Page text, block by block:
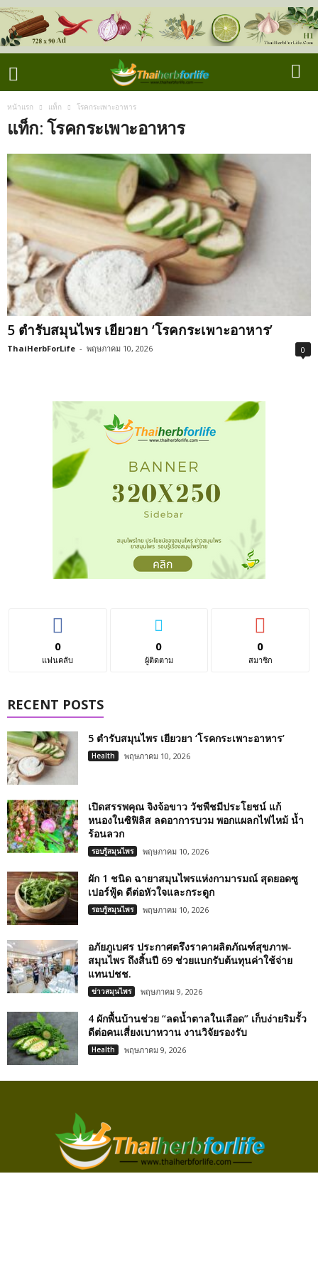
หน้าแรก แท็ก โรคกระเพาะอาหาร
แท็ก: โรคกระเพาะอาหาร
5 ตำรับสมุนไพร เยียวยา ‘โรคกระเพาะอาหาร’
ThaiHerbForLife - พฤษภาคม 10, 2026 0
0
แฟนคลับ
0
ผู้ติดตาม
0
สมาชิก
RECENT POSTS
5 ตำรับสมุนไพร เยียวยา ‘โรคกระเพาะอาหาร’
Health พฤษภาคม 10, 2026
เปิดสรรพคุณ จิงจ้อขาว วัชพืชมีประโยชน์ แก้
หนองในซิฟิลิส ลดอาการบวม พอกแผลกไฟไหม้ น้ำ
ร้อนลวก
รอบรู้สมุนไพร พฤษภาคม 10, 2026
ผัก 1 ชนิด ฉายาสมุนไพรแห่งกามารมณ์ สุดยอดซู
เปอร์ฟู้ด ดีต่อหัวใจและกระดูก
รอบรู้สมุนไพร พฤษภาคม 10, 2026
อภัยภูเบศร ประกาศตรึงราคาผลิตภัณฑ์สุขภาพ-
สมุนไพร ถึงสิ้นปี 69 ช่วยแบกรับต้นทุนค่าใช้จ่าย
แทนปชช.
ข่าวสมุนไพร พฤษภาคม 9, 2026
4 ผักพื้นบ้านช่วย “ลดน้ำตาลในเลือด” เก็บง่ายริมรั้ว
ดีต่อคนเสี่ยงเบาหวาน งานวิจัยรองรับ
Health พฤษภาคม 9, 2026